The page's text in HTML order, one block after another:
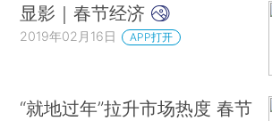
显影｜春节经济
2019年02月16日 APP打开
“就地过年”拉升市场热度 春节